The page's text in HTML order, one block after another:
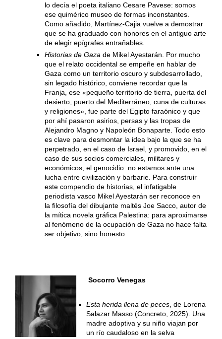
lo decía el poeta italiano Cesare Pavese: somos
ese quimérico museo de formas inconstantes.
Como añadido, Martínez-Cajia vuelve a demostrar
que se ha graduado con honores en el antiguo arte
de elegir epígrafes entrañables.
Historias de Gaza de Mikel Ayestarán. Por mucho
que el relato occidental se empeñe en hablar de
Gaza como un territorio oscuro y subdesarrollado,
sin legado histórico, conviene recordar que la
Franja, ese «pequeño territorio de tierra, puerta del
desierto, puerto del Mediterráneo, cuna de culturas
y religiones», fue parte del Egipto faraónico y que
por ahí pasaron asirios, persas y las tropas de
Alejandro Magno y Napoleón Bonaparte. Todo esto
es clave para desmontar la idea bajo la que se ha
perpetrado, en el caso de Israel, y promovido, en el
caso de sus socios comerciales, militares y
económicos, el genocidio: no estamos ante una
lucha entre civilización y barbarie. Para construir
este compendio de historias, el infatigable
periodista vasco Mikel Ayestarán ser reconoce en
la filosofía del dibujante maltés Joe Sacco, autor de
la mítica novela gráfica Palestina: para aproximarse
al fenómeno de la ocupación de Gaza no hace falta
ser objetivo, sino honesto.
Socorro Venegas
Esta herida llena de peces, de Lorena
Salazar Masso (Concreto, 2025). Una
madre adoptiva y su niño viajan por
un río caudaloso en la selva